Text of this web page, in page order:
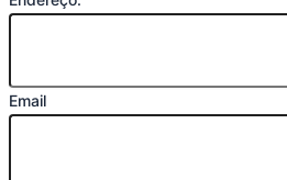
Email